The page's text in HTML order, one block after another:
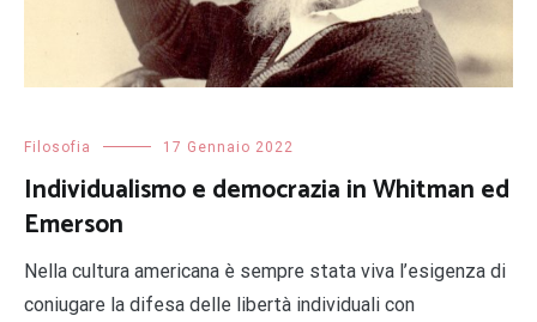
Filosofia 17 Gennaio 2022
Individualismo e democrazia in Whitman ed
Emerson
Nella cultura americana è sempre stata viva l’esigenza di
coniugare la difesa delle libertà individuali con